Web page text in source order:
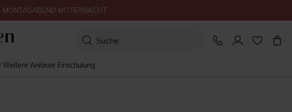
Weitere Anlässe Einschulung
MONTAGABEND MITTERNACHT